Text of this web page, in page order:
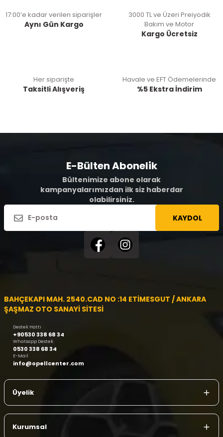
17:00’e kadar verilen siparişler
Aynı Gün Kargo
3000 TL ve Üzeri Preiyodik
Bakım ve Motor
Kargo Ücretsiz
Her siparişte
Taksitli Alışveriş
Havale ve EFT Ödemelerinde
%5 Ekstra İndirim
E-Bülten Abonelik
Bültenimize abone olarak
kampanyalarımızdan ilk siz haberdar
olabilirsiniz.
KAYDOL
BAHÇEKAPI MAH. 2540.CAD NO :14 ETİMESGUT / ANKARA
ŞAŞMAZ OTO SANAYİ SİTESİ
Destek Hattı
+90530 338 68 34
Whatsapp Destek
0530 338 68 34
E-Mail
info@opellcenter.com
Üyelik
Kurumsal